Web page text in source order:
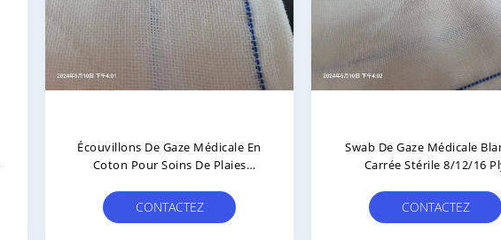
Écouvillons De Gaze Médicale En
Coton Pour Soins De Plaies
CONTACTEZ
Swab De Gaze Médicale
Carrée Stérile 8/12/16
CONTACTEZ